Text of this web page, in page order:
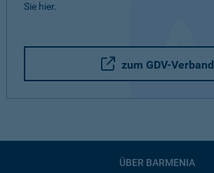
Sie hier.
zum GDV-Verband
ÜBER BARMENIA